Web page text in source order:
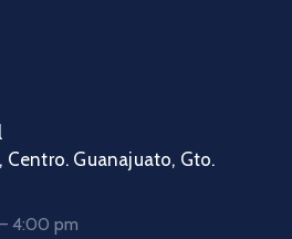
Centro. Guanajuato, Gto.
4:00 pm